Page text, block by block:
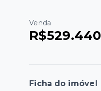
Venda
R$529.440
Ficha do imóvel